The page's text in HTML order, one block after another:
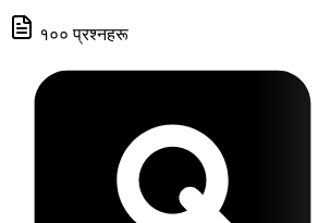
१०० प्रश्नहरू